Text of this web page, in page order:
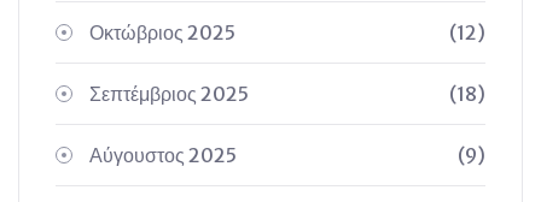
Οκτώβριος 2025 (12)
Σεπτέμβριος 2025 (18)
Αύγουστος 2025 (9)